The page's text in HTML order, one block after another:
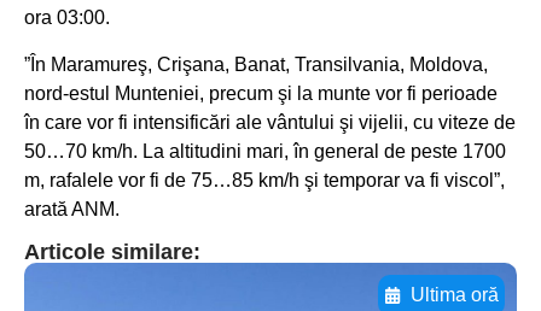
ora 03:00.
”În Maramureş, Crişana, Banat, Transilvania, Moldova,
nord-estul Munteniei, precum şi la munte vor fi perioade
în care vor fi intensificări ale vântului şi vijelii, cu viteze de
50…70 km/h. La altitudini mari, în general de peste 1700
m, rafalele vor fi de 75…85 km/h şi temporar va fi viscol”,
arată ANM.
Articole similare:
Ultima oră